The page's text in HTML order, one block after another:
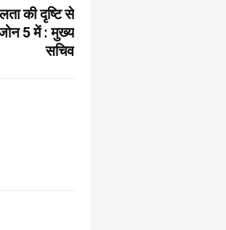
की दृष्टि से
5 में : मुख्य
सचिव